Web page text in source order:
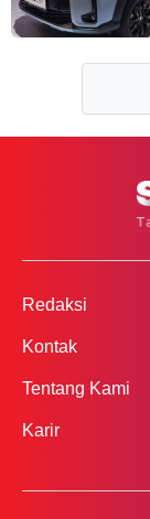
Redaksi
Kontak
Tentang Kami
Karir